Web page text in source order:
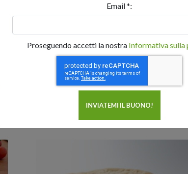
Email *:
Proseguendo accetti la nostra Informativa sulla
BIOPIZZA, BASI PER PIZZA E
Da agricoltura biologica 100%
ingredienti biologici con ingredienti , con
sono
altamente digeribili,un fantastico mix di
SPESE DI SPEDIZIONE